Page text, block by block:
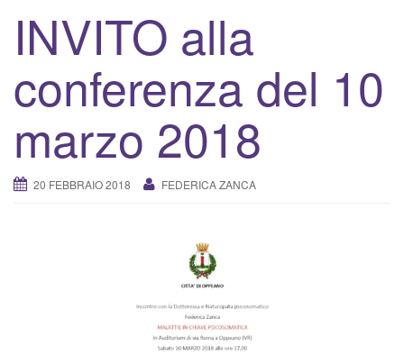
d
INVITO alla
conferenza del 10
marzo 2018
20 FEBBRAIO 2018 FEDERICA ZANCA